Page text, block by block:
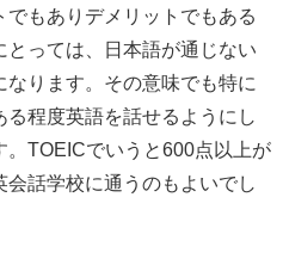
もありデメリットでもある
っては、日本語が通じない
ります。その意味でも特に
程度英語を話せるようにし
。TOEICでいうと600点以上が
話学校に通うのもよいでし